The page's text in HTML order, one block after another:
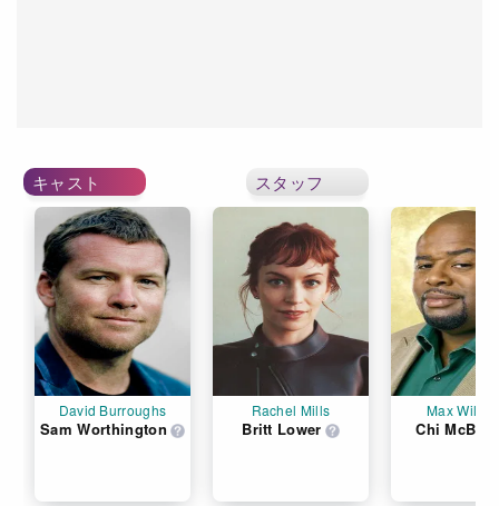
キャスト スタッフ
David Burroughs
Sam Worthington
Rachel Mills
Britt Lower
Max
Chi